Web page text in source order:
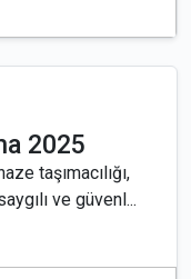
2025
taşımacılığı,
ve güvenl...